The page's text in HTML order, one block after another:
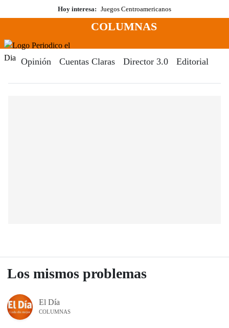
al
Hoy interesa: Juegos Centroamericanos
Menú
COLUMNAS
Opinión Cuentas Claras Director 3.0 Editorial
Los mismos problemas
El Día
COLUMNAS